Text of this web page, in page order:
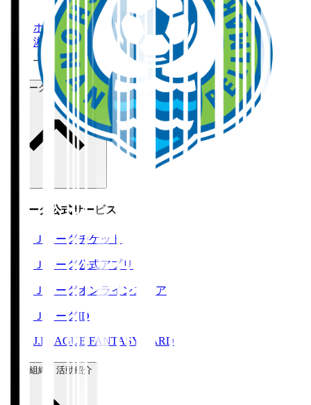
ホーム>
湘南ベルマーレ
>
上福元 直人
Ｊリーグ公式サービス
Ｊリーグ公式サービス
Ｊリーグチケット
Ｊリーグ公式アプリ
Ｊリーグオンラインストア
ＪリーグID
J.LEAGUE FANTASY CARD
運営組織・活動紹介